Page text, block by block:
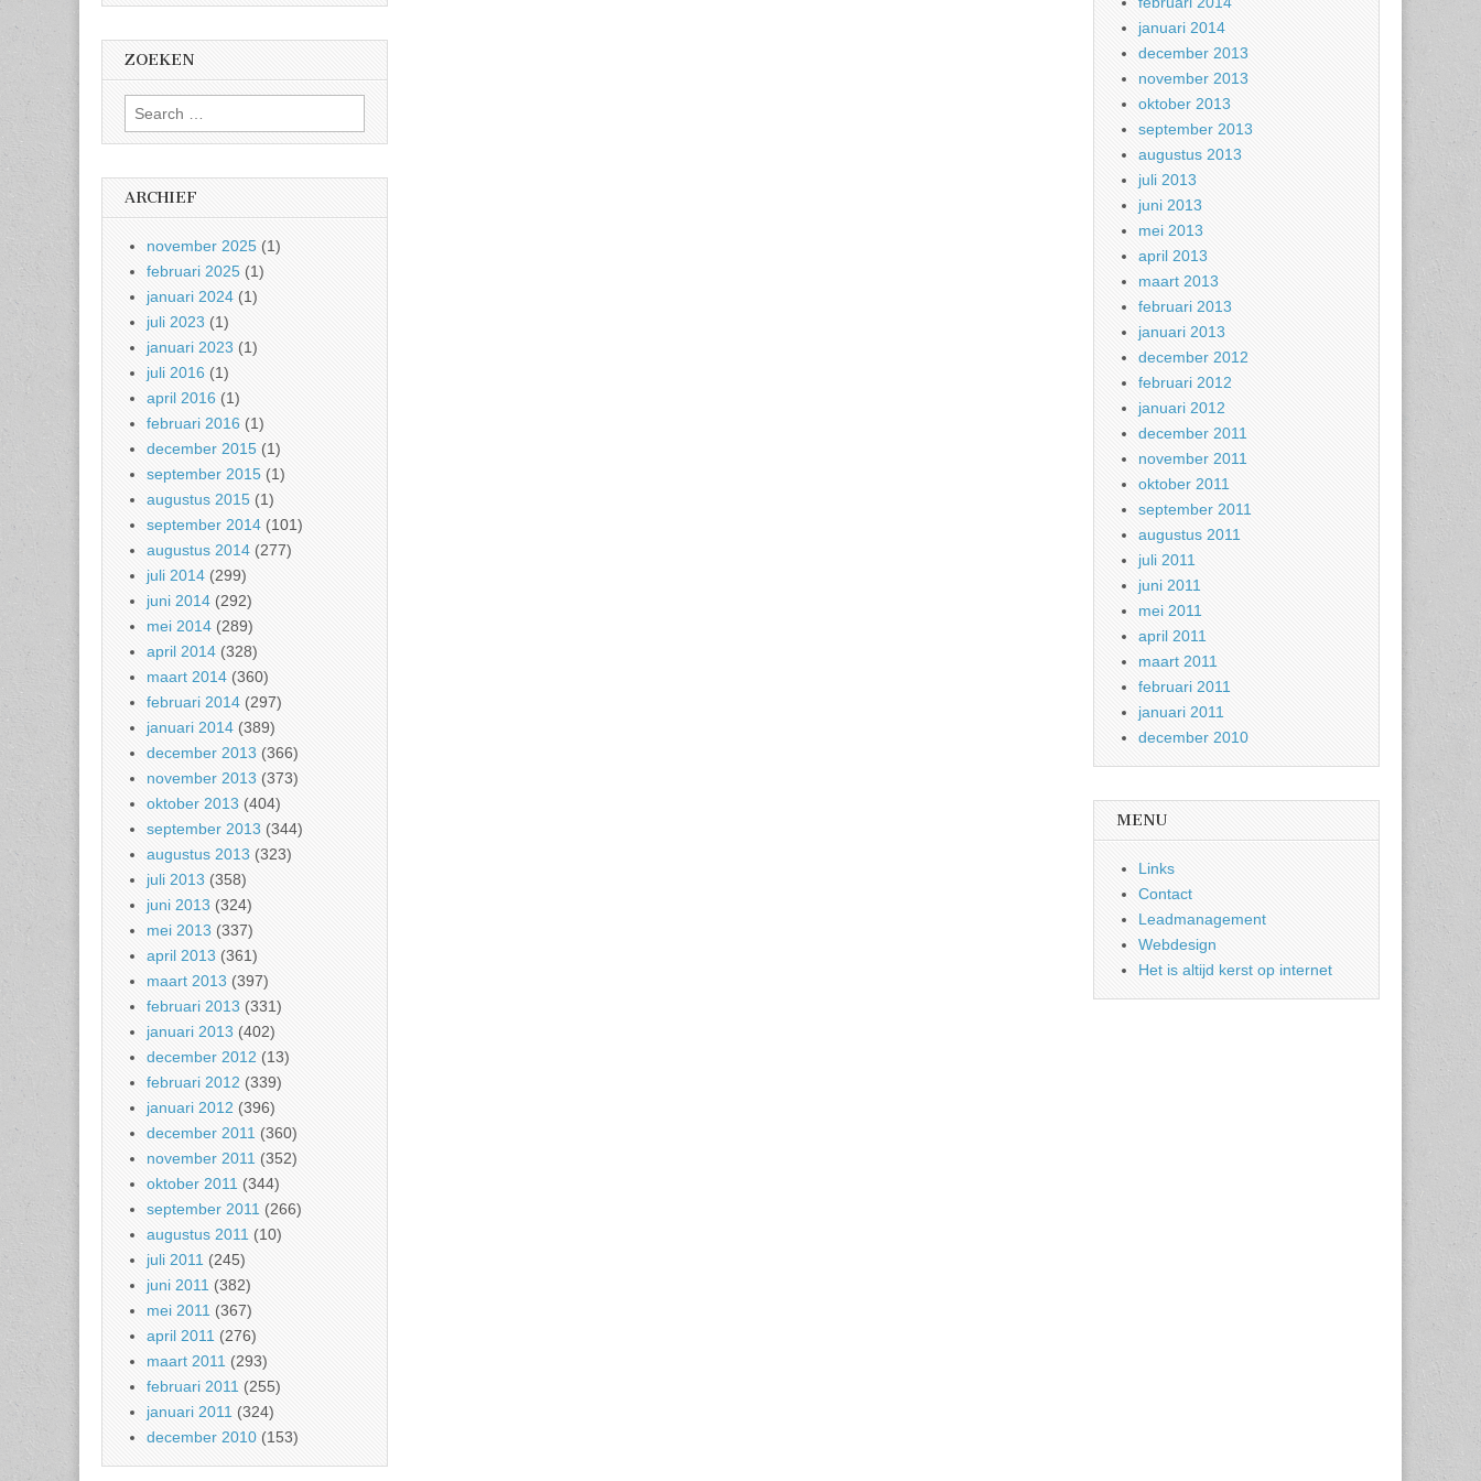
ZOEKEN
Search
for:
ARCHIEF
november 2025 (1)
februari 2025 (1)
januari 2024 (1)
juli 2023 (1)
januari 2023 (1)
juli 2016 (1)
april 2016 (1)
februari 2016 (1)
december 2015 (1)
september 2015 (1)
augustus 2015 (1)
september 2014 (101)
augustus 2014 (277)
juli 2014 (299)
juni 2014 (292)
mei 2014 (289)
april 2014 (328)
maart 2014 (360)
februari 2014 (297)
januari 2014 (389)
december 2013 (366)
november 2013 (373)
oktober 2013 (404)
september 2013 (344)
augustus 2013 (323)
juli 2013 (358)
juni 2013 (324)
mei 2013 (337)
april 2013 (361)
maart 2013 (397)
februari 2013 (331)
januari 2013 (402)
december 2012 (13)
februari 2012 (339)
januari 2012 (396)
december 2011 (360)
november 2011 (352)
oktober 2011 (344)
september 2011 (266)
augustus 2011 (10)
juli 2011 (245)
juni 2011 (382)
mei 2011 (367)
april 2011 (276)
maart 2011 (293)
februari 2011 (255)
januari 2011 (324)
december 2010 (153)
januari 2014
december 2013
november 2013
oktober 2013
september 2013
augustus 2013
juli 2013
juni 2013
mei 2013
april 2013
maart 2013
februari 2013
januari 2013
december 2012
februari 2012
januari 2012
december 2011
november 2011
oktober 2011
september 2011
augustus 2011
juli 2011
juni 2011
mei 2011
april 2011
maart 2011
februari 2011
januari 2011
december 2010
MENU
Links
Contact
Leadmanagement
Webdesign
Het is altijd kerst op internet